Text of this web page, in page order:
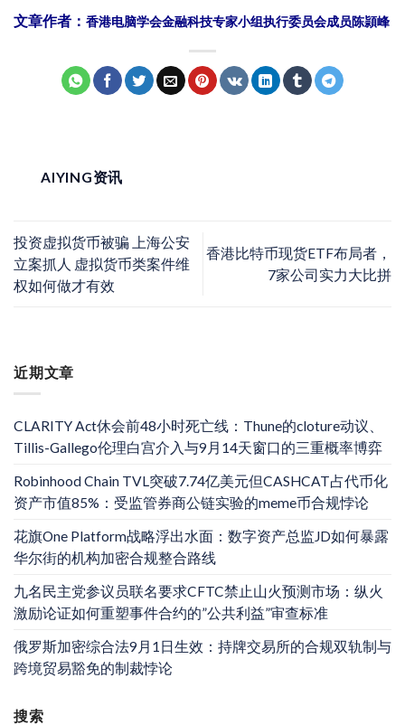
近期文章
CLARITY Act休会前48小时死亡线：Thune的cloture动议、
Tillis-Gallego伦理白宫介入与9月14天窗口的三重概率博弈
Robinhood Chain TVL突破7.74亿美元但CASHCAT占代币化
资产市值85%：受监管券商公链实验的meme币合规悖论
花旗One Platform战略浮出水面：数字资产总监JD如何暴露
华尔街的机构加密合规整合路线
九名民主党参议员联名要求CFTC禁止山火预测市场：纵火
激励论证如何重塑事件合约的”公共利益”审查标准
俄罗斯加密综合法9月1日生效：持牌交易所的合规双轨制与
跨境贸易豁免的制裁悖论
搜索
文章作者： 香港电脑学会金融科技专家小组执行委员会成员陈頴峰
AIYING资讯
投资虚拟货币被骗 上海公安
立案抓人 虚拟货币类案件维
权如何做才有效
香港比特币现货ETF布局者，
7家公司实力大比拼